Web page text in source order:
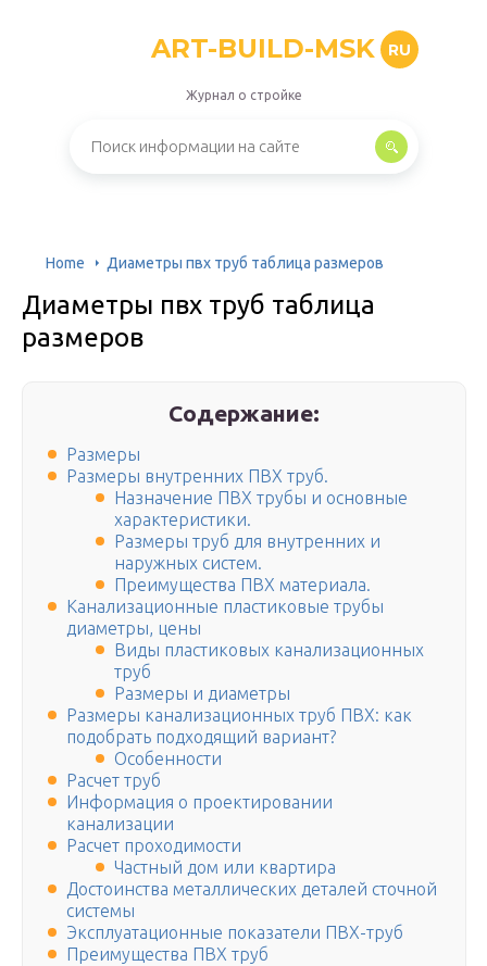
ART-BUILD-MSK RU
Журнал о стройке
Home Диаметры пвх труб таблица размеров
Диаметры пвх труб таблица
размеров
Содержание:
Размеры
Размеры внутренних ПВХ труб.
Назначение ПВХ трубы и основные
характеристики.
Размеры труб для внутренних и
наружных систем.
Преимущества ПВХ материала.
Канализационные пластиковые трубы
диаметры, цены
Виды пластиковых канализационных
труб
Размеры и диаметры
Размеры канализационных труб ПВХ: как
подобрать подходящий вариант?
Особенности
Расчет труб
Информация о проектировании
канализации
Расчет проходимости
Частный дом или квартира
Достоинства металлических деталей сточной
системы
Эксплуатационные показатели ПВХ-труб
Преимущества ПВХ труб